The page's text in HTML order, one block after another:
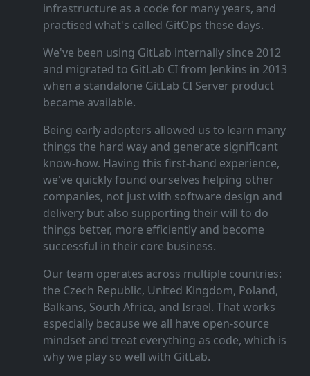
infrastructure as a code for many years, and
practised what's called GitOps these days.
We've been using GitLab internally since 2012
and migrated to GitLab CI from Jenkins in 2013
when a standalone GitLab CI Server product
became available.
Being early adopters allowed us to learn many
things the hard way and generate significant
know‑how. Having this first‑hand experience,
we've quickly found ourselves helping other
companies, not just with software design and
delivery but also supporting their will to do
things better, more efficiently and become
successful in their core business.
Our team operates across multiple countries:
the Czech Republic, United Kingdom, Poland,
Balkans, South Africa, and Israel. That works
especially because we all have open‑source
mindset and treat everything as code, which is
why we play so well with GitLab.